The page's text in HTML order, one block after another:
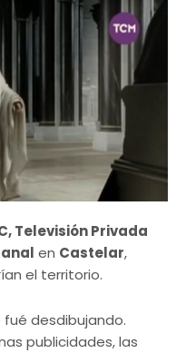
Televisión Privada
en Castelar,
el territorio.
desdibujando.
publicidades, las